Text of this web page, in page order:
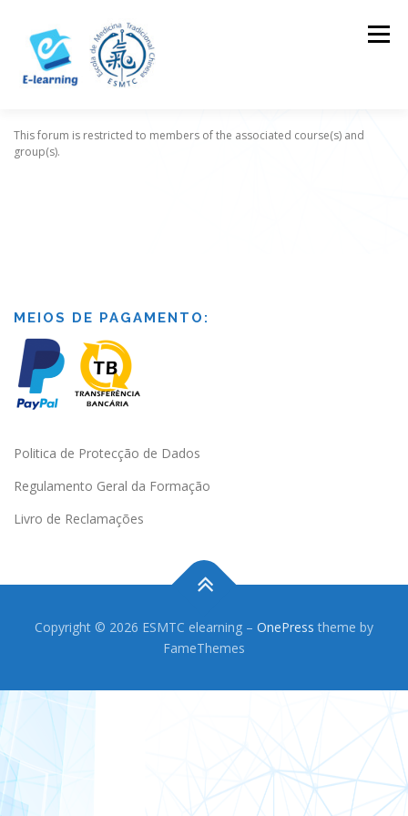
content
Menu
HOME CONTACTOS LOG IN
This forum is restricted to members of the associated course(s) and
group(s).
MEIOS DE PAGAMENTO:
Politica de Protecção de Dados
Regulamento Geral da Formação
Livro de Reclamações
Copyright © 2026 ESMTC elearning – OnePress theme by
FameThemes